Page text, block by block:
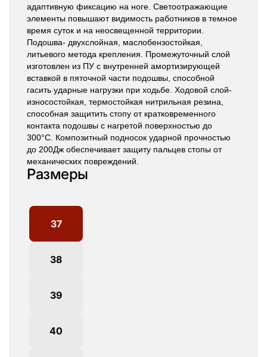
адаптивную фиксацию на ноге. Светоотражающие
элементы повышают видимость работников в темное
время суток и на неосвещенной территории.
Подошва- двухслойная, маслобензостойкая,
литьевого метода крепления. Промежуточный слой
изготовлен из ПУ с внутренней амортизирующей
вставкой в пяточной части подошвы, способной
гасить ударные нагрузки при ходьбе. Ходовой слой-
износостойкая, термостойкая нитрильная резина,
способная защитить стопу от кратковременного
контакта подошвы с нагретой поверхностью до
300°С. Композитный подносок ударной прочностью
до 200Дж обеспечивает защиту пальцев стопы от
механических повреждений.
Размеры
37
38
39
40